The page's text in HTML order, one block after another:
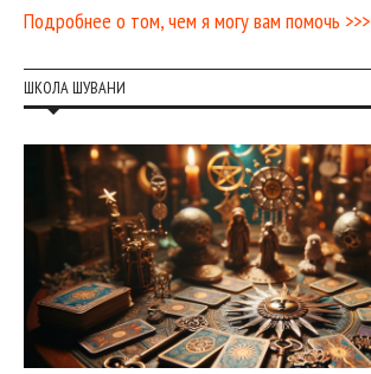
Подробнее о том, чем я могу вам помочь >>>
ШКОЛА ШУВАНИ